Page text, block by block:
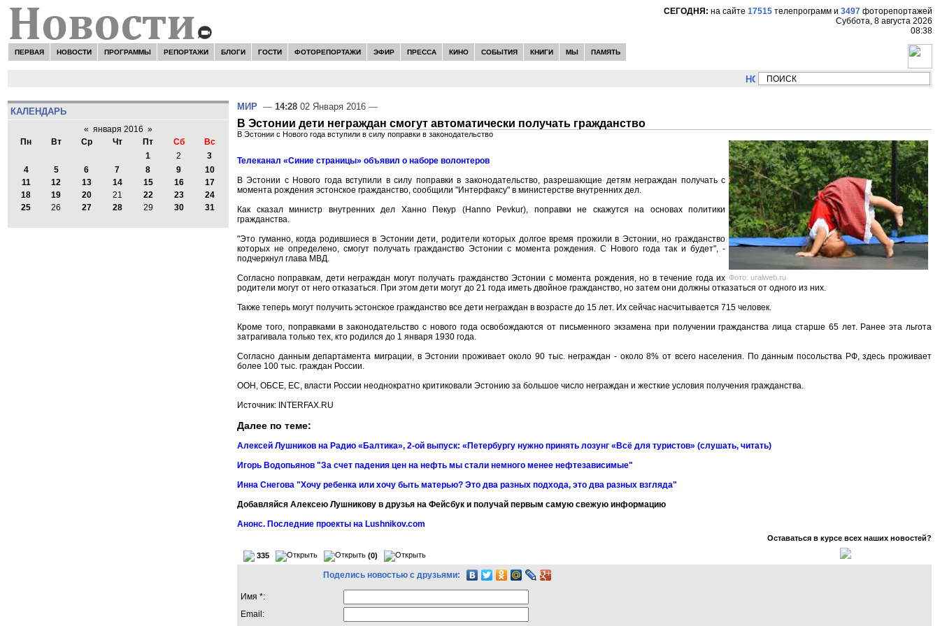
СЕГОДНЯ: на сайте 17515 телепрограмм и 3497 фоторепортажей
Суббота, 8 августа 2026
08:38
ПЕРВАЯ НОВОСТИ ПРОГРАММЫ РЕПОРТАЖИ БЛОГИ ГОСТИ ФОТОРЕПОРТАЖИ ЭФИР ПРЕССА КИНО СОБЫТИЯ КНИГИ МЫ ПАМЯТЬ
НОВОСТИ: Сергей Цыпляев "Мир как никогда
КАЛЕНДАРЬ
« января 2016 »
Пн
Вт Ср Чт Пт Сб
Вс
1
2
3
4
5 6 7 8 9
10
11
12 13 14 15 16
17
18
19 20 21 22 23
24
25
26 27 28 29 30 31
МИР — 14:28 02 Января 2016 —
В Эстонии дети неграждан смогут автоматически получать гражданство
В Эстонии с Нового года вступили в силу поправки в законодательство
Фото: uralweb.ru
Телеканал «Синие страницы» объявил о наборе волонтеров
В Эстонии с Нового года вступили в силу поправки в законодательство, разрешающие детям неграждан получать с
момента рождения эстонское гражданство, сообщили "Интерфаксу" в министерстве внутренних дел.
Как сказал министр внутренних дел Ханно Пекур (Hanno Pevkur), поправки не скажутся на основах политики
гражданства.
"Это гуманно, когда родившиеся в Эстонии дети, родители которых долгое время прожили в Эстонии, но гражданство
которых не определено, смогут получать гражданство Эстонии с момента рождения. С Нового года так и будет", -
подчеркнул глава МВД.
Согласно поправкам, дети неграждан могут получать гражданство Эстонии с момента рождения, но в течение года их
родители могут от него отказаться. При этом дети могут до 21 года иметь двойное гражданство, но затем они должны отказаться от одного из них.
Также теперь могут получить эстонское гражданство все дети неграждан в возрасте до 15 лет. Их сейчас насчитывается 715 человек.
Кроме того, поправками в законодательство с нового года освобождаются от письменного экзамена при получении гражданства лица старше 65 лет. Ранее эта льгота
затрагивала только тех, кто родился до 1 января 1930 года.
Согласно данным департамента миграции, в Эстонии проживает около 90 тыс. неграждан - около 8% от всего населения. По данным посольства РФ, здесь проживает
более 100 тыс. граждан России.
ООН, ОБСЕ, ЕС, власти России неоднократно критиковали Эстонию за большое число неграждан и жесткие условия получения гражданства.
Источник: INTERFAX.RU
Далее по теме:
Алексей Лушников на Радио «Балтика», 2-ой выпуск: «Петербургу нужно принять лозунг «Всё для туристов» (слушать, читать)
Игорь Водопьянов "За счет падения цен на нефть мы стали немного менее нефтезависимые"
Инна Снегова "Хочу ребенка или хочу быть матерью? Это два разных подхода, это два разных взгляда"
Добавляйся Алексею Лушникову в друзья на Фейсбук и получай первым самую свежую информацию
Анонс. Последние проекты на Lushnikov.com
Оставаться в курсе всех наших новостей?
335 (0)
Поделись новостью с друзьями:
Имя *:
Email: